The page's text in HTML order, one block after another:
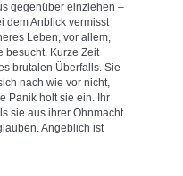
gegenüber einziehen –
dem Anblick vermisst
Leben, vor allem,
besucht. Kurze Zeit
brutalen Überfalls. Sie
nach wie vor nicht,
Panik holt sie ein. Ihr
sie aus ihrer Ohnmacht
Angeblich ist